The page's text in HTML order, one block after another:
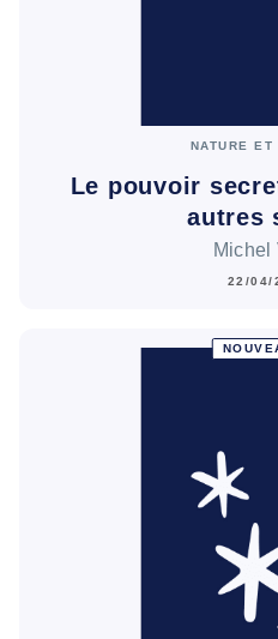
NATURE ET
Le pouvoir
autres
Michel
22/04/